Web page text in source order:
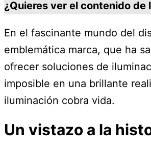
¿Quieres ver el contenido de
En el fascinante mundo del
emblemática marca, que ha
ofrecer soluciones de
imposible en una brillante
iluminación cobra vida.
Un vistazo a la